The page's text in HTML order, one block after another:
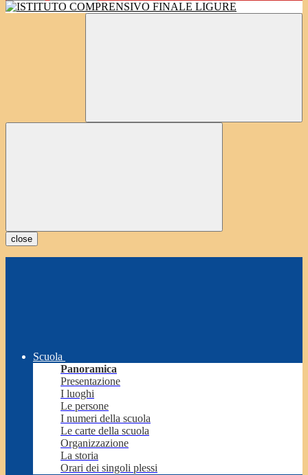
close
Scuola
Panoramica
Presentazione
I luoghi
Le persone
I numeri della scuola
Le carte della scuola
Organizzazione
La storia
Orari dei singoli plessi